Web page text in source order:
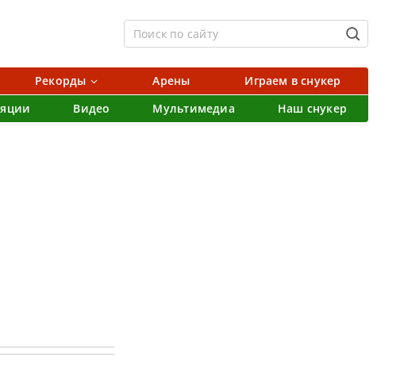
Рекорды Арены
Играем в снукер
Видео Мультимедиа Наш снукер